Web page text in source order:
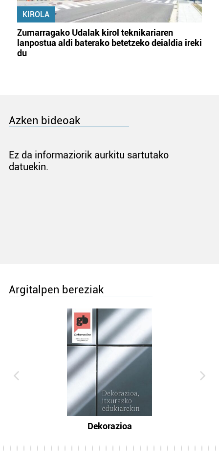
KIROLA
Zumarragako Udalak kirol teknikariaren
lanpostua aldi baterako betetzeko deialdia ireki
du
Azken bideoak
Ez da informaziorik aurkitu sartutako
datuekin.
Argitalpen bereziak
Dekorazioa